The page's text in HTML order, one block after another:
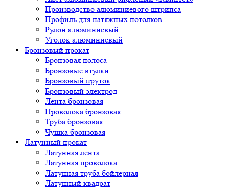
Производство алюминиевого штрипса
Профиль для натяжных потолков
Рулон алюминиевый
Уголок алюминиевый
Бронзовый прокат
Бронзовая полоса
Бронзовые втулки
Бронзовый пруток
Бронзовый электрод
Лента бронзовая
Проволока бронзовая
Труба бронзовая
Чушка бронзовая
Латунный прокат
Латунная лента
Латунная проволока
Латунная труба бойлерная
Латунный квадрат